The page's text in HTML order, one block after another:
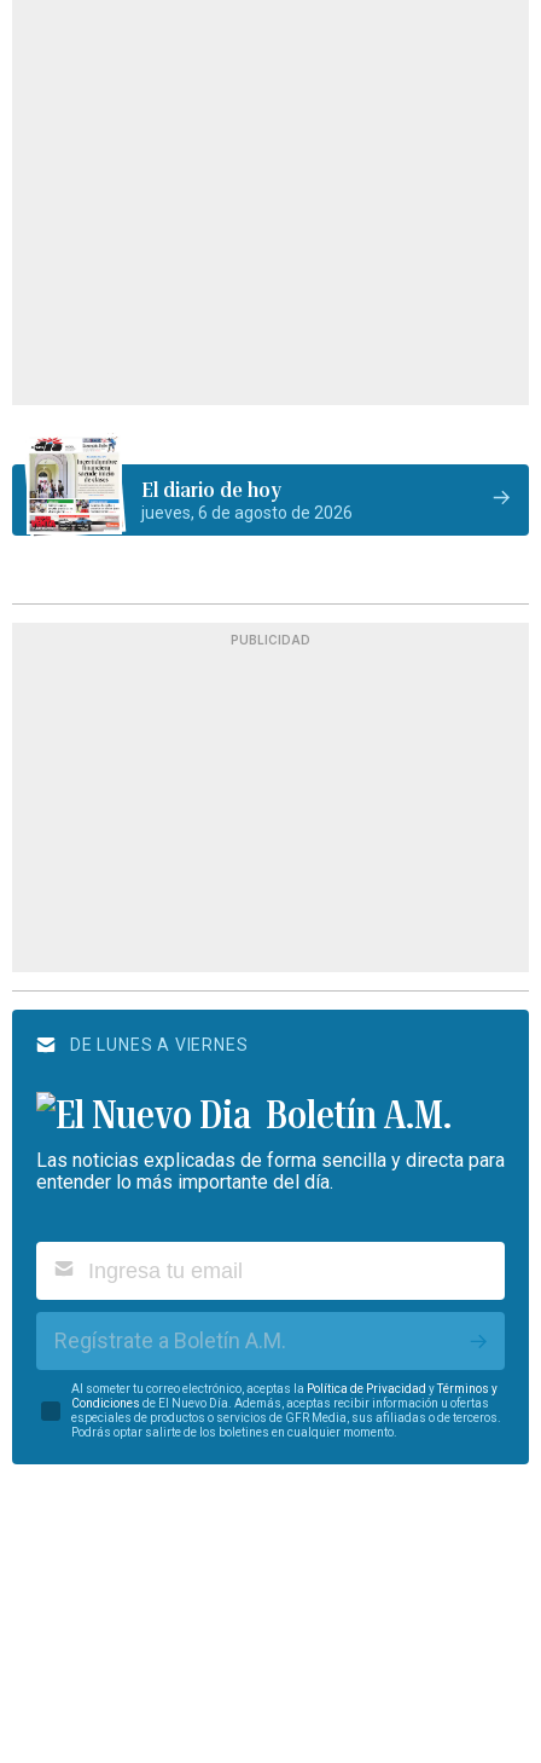
El diario de hoy
jueves, 6 de agosto de 2026
PUBLICIDAD
DE LUNES A VIERNES
Boletín A.M.
Las noticias explicadas de forma sencilla y directa para
entender lo más importante del día.
Regístrate a Boletín A.M.
Al someter tu correo electrónico, aceptas la Política de Privacidad y
Términos y
Condiciones de El Nuevo Día. Además, aceptas recibir información u ofertas
especiales de productos o servicios de GFR Media, sus afiliadas o de terceros.
Podrás optar salirte de los boletines en cualquier momento.